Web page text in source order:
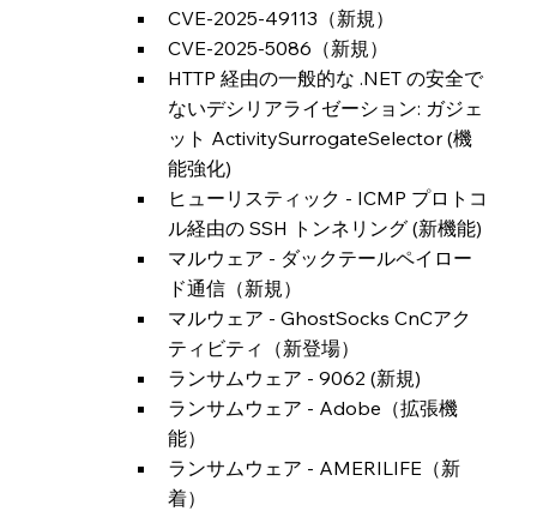
CVE-2025-49113（新規）
CVE-2025-5086（新規）
HTTP 経由の一般的な .NET の安全で
ないデシリアライゼーション: ガジェ
ット ActivitySurrogateSelector (機
能強化)
ヒューリスティック - ICMP プロトコ
ル経由の SSH トンネリング (新機能)
マルウェア - ダックテールペイロー
ド通信（新規）
マルウェア - GhostSocks CnCアク
ティビティ（新登場）
ランサムウェア - 9062 (新規)
ランサムウェア - Adob​​e（拡張機
能）
ランサムウェア - AMERILIFE（新
着）